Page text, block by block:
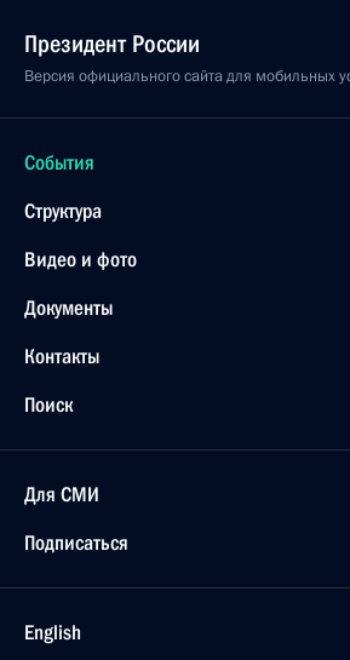
Президент России
Версия официального сайта для мобильных
События
Структура
Видео и фото
Документы
Контакты
Поиск
Для СМИ
Подписаться
English